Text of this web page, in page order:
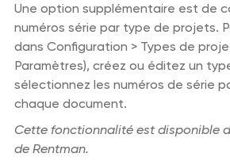
Une option supplémentaire est de
numéros série par type de projets.
dans Configuration > Types de
Paramètres), créez ou éditez un
sélectionnez les numéros de série
chaque document.
Cette fonctionnalité est disponible
de Rentman.